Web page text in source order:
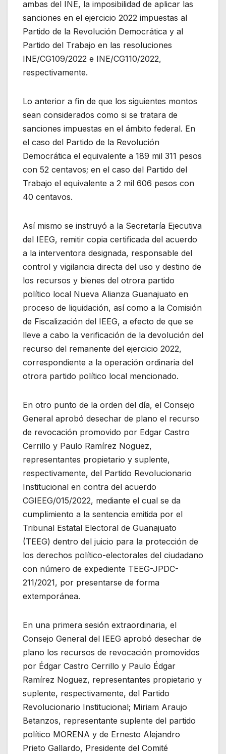
ambas del INE, la imposibilidad de aplicar las
sanciones en el ejercicio 2022 impuestas al
Partido de la Revolución Democrática y al
Partido del Trabajo en las resoluciones
INE/CG109/2022 e INE/CG110/2022,
respectivamente.
Lo anterior a fin de que los siguientes montos
sean considerados como si se tratara de
sanciones impuestas en el ámbito federal. En
el caso del Partido de la Revolución
Democrática el equivalente a 189 mil 311 pesos
con 52 centavos; en el caso del Partido del
Trabajo el equivalente a 2 mil 606 pesos con
40 centavos.
Así mismo se instruyó a la Secretaría Ejecutiva
del IEEG, remitir copia certificada del acuerdo
a la interventora designada, responsable del
control y vigilancia directa del uso y destino de
los recursos y bienes del otrora partido
político local Nueva Alianza Guanajuato en
proceso de liquidación, así como a la Comisión
de Fiscalización del IEEG, a efecto de que se
lleve a cabo la verificación de la devolución del
recurso del remanente del ejercicio 2022,
correspondiente a la operación ordinaria del
otrora partido político local mencionado.
En otro punto de la orden del día, el Consejo
General aprobó desechar de plano el recurso
de revocación promovido por Edgar Castro
Cerrillo y Paulo Ramírez Noguez,
representantes propietario y suplente,
respectivamente, del Partido Revolucionario
Institucional en contra del acuerdo
CGIEEG/015/2022, mediante el cual se da
cumplimiento a la sentencia emitida por el
Tribunal Estatal Electoral de Guanajuato
(TEEG) dentro del juicio para la protección de
los derechos político-electorales del ciudadano
con número de expediente TEEG-JPDC-
211/2021, por presentarse de forma
extemporánea.
En una primera sesión extraordinaria, el
Consejo General del IEEG aprobó desechar de
plano los recursos de revocación promovidos
por Édgar Castro Cerrillo y Paulo Édgar
Ramírez Noguez, representantes propietario y
suplente, respectivamente, del Partido
Revolucionario Institucional; Miriam Araujo
Betanzos, representante suplente del partido
político MORENA y de Ernesto Alejandro
Prieto Gallardo, Presidente del Comité